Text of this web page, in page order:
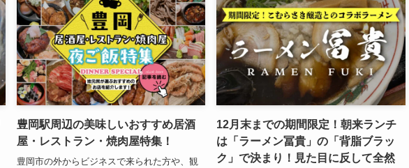
豊岡駅周辺の美味しいおすすめ居酒
屋・レストラン・焼肉屋特集！
豊岡市の外からビジネスで来られた方や、観
12月末までの期間限定！朝来ランチ
は「ラーメン冨貴」の「背脂ブラッ
ク」で決まり！見た目に反して全然